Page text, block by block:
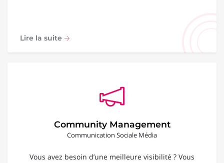
Lire la suite
Community Management
Communication Sociale Média
Vous avez besoin d’une meilleure visibilité ? Vous